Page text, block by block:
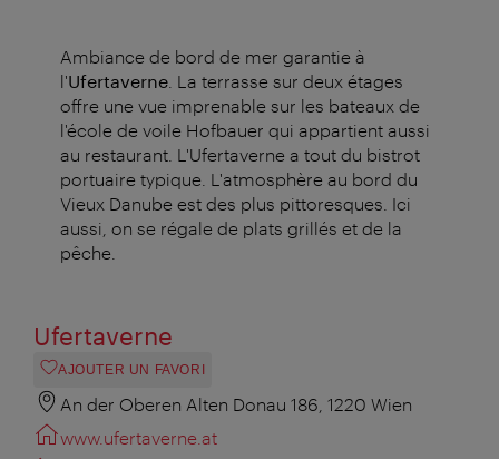
Ambiance de bord de mer garantie à
l'Ufertaverne . La terrasse sur deux étages
offre une vue imprenable sur les bateaux de
l'école de voile Hofbauer qui appartient aussi
au restaurant. L'Ufertaverne a tout du bistrot
portuaire typique. L'atmosphère au bord du
Vieux Danube est des plus pittoresques. Ici
aussi, on se régale de plats grillés et de la
pêche.
Ufertaverne
AJOUTER UN FAVORI
An der Oberen Alten Donau 186, 1220 Wien
www.ufertaverne.at